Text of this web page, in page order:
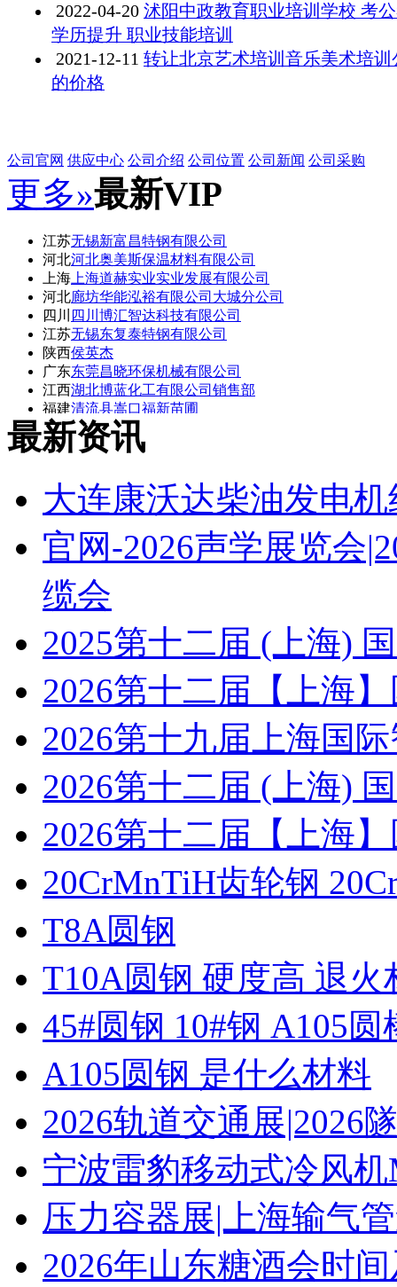
2022-04-20 沭阳中政教育职业培训学校 考
学历提升 职业技能培训
2021-12-11 转让北京艺术培训音乐美术培训
的价格
公司官网 供应中心 公司介绍 公司位置 公司新闻 公司采购
更多»最新VIP
江苏无锡新富昌特钢有限公司
河北河北奥美斯保温材料有限公司
上海上海道赫实业实业发展有限公司
河北廊坊华能泓裕有限公司大城分公司
四川 四川博汇智达科技有限公司
江苏无锡东复泰特钢有限公司
陕西侯英杰
广东东莞昌晓环保机械有限公司
江西湖北博蓝化工有限公司销售部
福建清流县嵩口福新苗圃
湖北湖北博蓝化工有限公司
最新资讯
大连康沃达柴油发电机
官网-2026声学展览会
缆会
2025第十二届 (上海)
2026第十二届【上海
2026第十九届上海国
2026第十二届 (上海)
2026第十二届【上海
20CrMnTiH齿轮钢
T8A圆钢
T10A圆钢 硬度高 退火
45#圆钢 10#钢 A105圆
A105圆钢 是什么材料
2026轨道交通展|2026
宁波雷豹移动式冷风
压力容器展|上海输气
2026年山东糖酒会时